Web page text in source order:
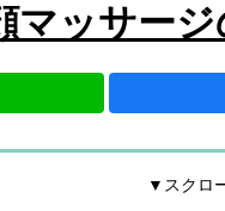
マッサー
▼スクロ